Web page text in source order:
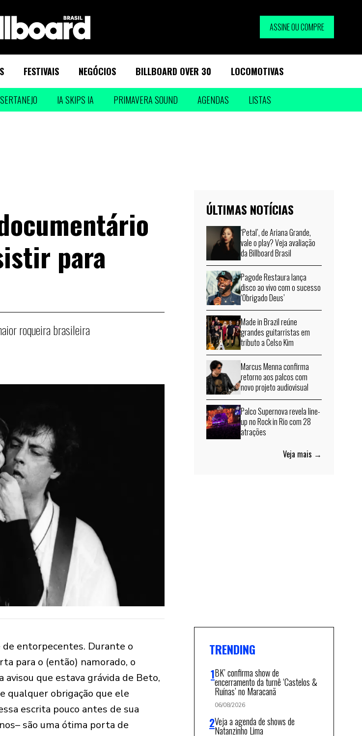
ASSINE OU COMPRE
FESTIVAIS NEGÓCIOS BILLBOARD OVER 30 LOCOMOTIVAS
IA SKIPS IA PRIMAVERA SOUND AGENDAS LISTAS
para
roqueira brasileira
entorpecentes. Durante o
para o (então) namorado, o
avisou que estava grávida de Beto,
qualquer obrigação que ele
escrita pouco antes de sua
são uma ótima porta de
ÚLTIMAS NOTÍCIAS
‘Petal’, de Ariana Grande,
vale o play? Veja avaliação
da Billboard Brasil
Pagode Restaura lança
disco ao vivo com o sucesso
‘Obrigado Deus’
Made in Brazil reúne
grandes guitarristas em
tributo a Celso Kim
Marcus Menna confirma
retorno aos palcos com
novo projeto audiovisual
Palco Supernova revela line-
up no Rock in Rio com 28
atrações
Veja mais →
TRENDING
BK’ confirma show de
encerramento da turnê ‘Castelos &
Ruínas’ no Maracanã
06/08/2026
Veja a agenda de shows de
Natanzinho Lima